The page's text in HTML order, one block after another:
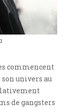
commencent
univers au
de gangsters